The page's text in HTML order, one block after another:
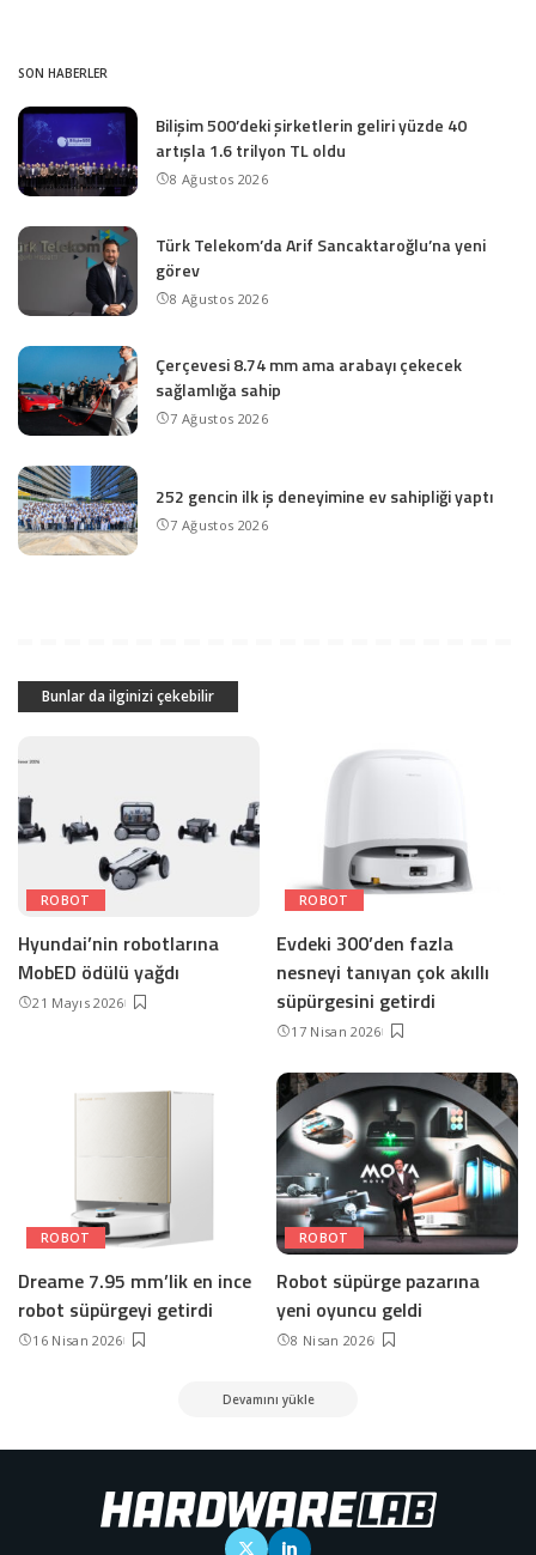
SON HABERLER
Bilişim 500’deki şirketlerin geliri yüzde 40
artışla 1.6 trilyon TL oldu
8 Ağustos 2026
Türk Telekom’da Arif Sancaktaroğlu’na yeni
görev
8 Ağustos 2026
Çerçevesi 8.74 mm ama arabayı çekecek
sağlamlığa sahip
7 Ağustos 2026
252 gencin ilk iş deneyimine ev sahipliği yaptı
7 Ağustos 2026
Bunlar da ilginizi çekebilir
ROBOT
Hyundai’nin robotlarına
MobED ödülü yağdı
21 Mayıs 2026
ROBOT
Evdeki 300’den fazla
nesneyi tanıyan çok akıllı
süpürgesini getirdi
17 Nisan 2026
ROBOT
Dreame 7.95 mm’lik en ince
robot süpürgeyi getirdi
16 Nisan 2026
ROBOT
Robot süpürge pazarına
yeni oyuncu geldi
8 Nisan 2026
Devamını yükle